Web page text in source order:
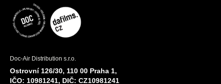
Doc-Air Distribution s.r.o.
Ostrovní 126/30, 110 00 Praha 1,
IČO: 10981241, DIČ: CZ10981241